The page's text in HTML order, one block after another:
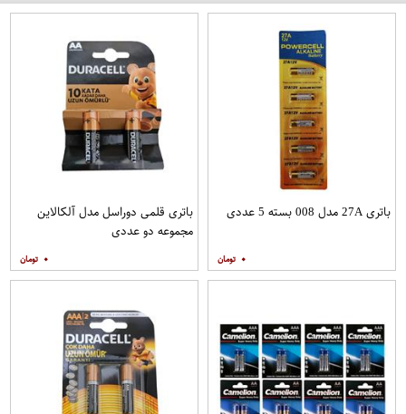
باتری 27A مدل 008 بسته 5 عددی
۰
باتری قلمی دوراسل مدل آلکالاین
مجموعه دو عددی
۰